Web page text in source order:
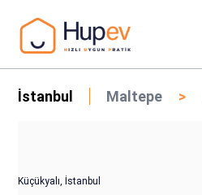
İstanbul Maltepe
Küçükyalı, İstanbul